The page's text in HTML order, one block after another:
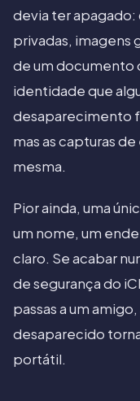
devia ter apagado:
privadas, imagens
de um documento
identidade que
desaparecimento
mas as capturas
mesma.
Pior ainda, uma
um nome, um
claro. Se acabar
de segurança do
passas a um
desaparecido
portátil.